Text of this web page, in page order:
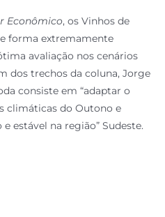
Econômico, os Vinhos de
forma extremamente
avaliação nos cenários
dos trechos da coluna, Jorge
consiste em “adaptar o
climáticas do Outono e
estável na região” Sudeste.